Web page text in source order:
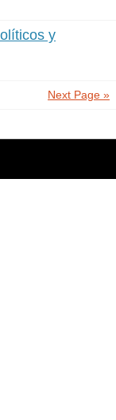
y
Next Page »